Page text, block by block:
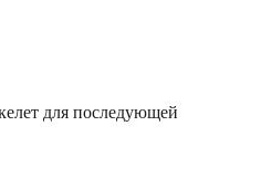
для последующей